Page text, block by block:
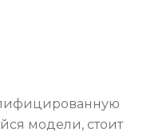
модели, стоит